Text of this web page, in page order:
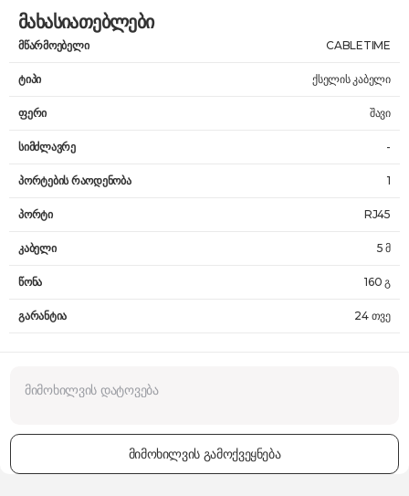
მახასიათებლები
მწარმოებელი CABLETIME
ტიპი ქსელის კაბელი
ფერი შავი
სიმძლავრე -
პორტების რაოდენობა 1
პორტი RJ45
კაბელი 5 მ
წონა 160 გ
გარანტია 24 თვე
მიმოხილვის გამოქვეყნება